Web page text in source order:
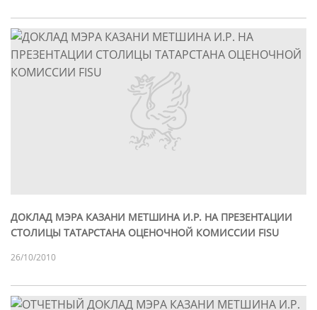
ДОКЛАД МЭРА КАЗАНИ МЕТШИНА И.Р. НА ПРЕЗЕНТАЦИИ
СТОЛИЦЫ ТАТАРСТАНА ОЦЕНОЧНОЙ КОМИССИИ FISU
26/10/2010